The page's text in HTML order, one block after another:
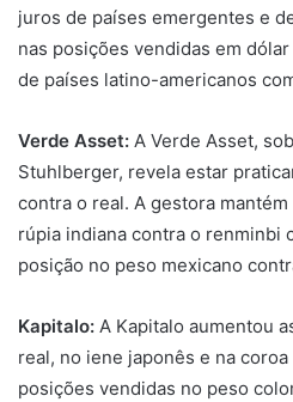
juros de países emergentes e
nas posições vendidas em
de países latino-americanos
Verde Asset: A Verde Asset,
Stuhlberger, revela estar
contra o real. A gestora
rúpia indiana contra o renminbi
posição no peso mexicano
Kapitalo: A Kapitalo aumentou
real, no iene japonês e na
posições vendidas no peso